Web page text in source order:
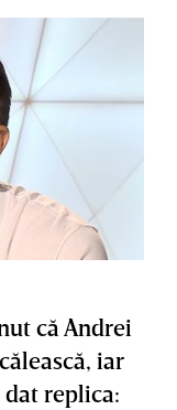
că Andrei
iar
replica: